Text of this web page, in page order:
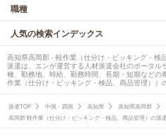
職種
人気の検索インデックス
高知県高岡郡 - 軽作業（仕分け・ピッキング・検
派遣は、エンが運営する人材派遣会社のポータ
種、勤務地、時給、勤務時間、長期・短期など
作業（仕分け・ピッキング・検品、商品管理））
派遣TOP 中国・四国 高知県 高知県高岡郡
高岡郡 軽作業（仕分け・ピッキング・検品、商品管理）の派